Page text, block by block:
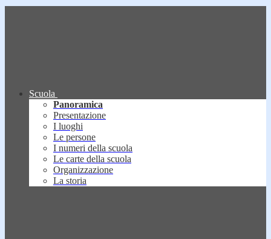
Scuola
Panoramica
Presentazione
I luoghi
Le persone
I numeri della scuola
Le carte della scuola
Organizzazione
La storia